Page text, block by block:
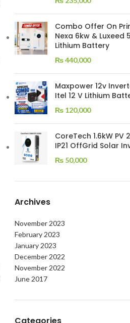
Combo Offer On
Nexa 6kw & Luxeed
Lithium Battery
₨440,000
Maxpower 12v
Itel 12 V Lithium
₨120,000
CoreTech 1.6kW PV
IP21 OffGrid Solar
₨50,000
Archives
November 2023
February 2023
January 2023
December 2022
November 2022
June 2017